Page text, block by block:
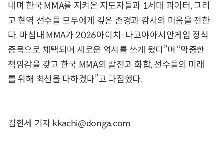
내며 한국 MMA를 지켜온 지도자들과 1세대 파이터, 그리
고 현역 선수들 모두에게 깊은 존경과 감사의 마음을 전한
다. 마침내 MMA가 2026아이치·나고야아시안게임 정식
종목으로 채택되며 새로운 역사를 쓰게 됐다”며 “막중한
책임감을 갖고 한국 MMA의 발전과 화합, 선수들의 미래
를 위해 최선을 다하겠다”고 다짐했다.
김현세 기자 kkachi@donga.com